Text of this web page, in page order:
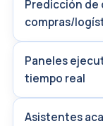
Predicción de
compras/
Paneles
tiempo real
Asistentes